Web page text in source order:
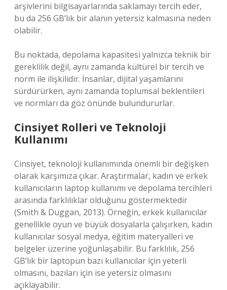
arşivlerini bilgisayarlarında saklamayı tercih eder,
bu da 256 GB’lık bir alanın yetersiz kalmasına neden
olabilir.
Bu noktada, depolama kapasitesi yalnızca teknik bir
gereklilik değil, aynı zamanda kültürel bir tercih ve
norm ile ilişkilidir. İnsanlar, dijital yaşamlarını
sürdürürken, aynı zamanda toplumsal beklentileri
ve normları da göz önünde bulundururlar.
Cinsiyet Rolleri ve Teknoloji
Kullanımı
Cinsiyet, teknoloji kullanımında önemli bir değişken
olarak karşımıza çıkar. Araştırmalar, kadın ve erkek
kullanıcıların laptop kullanımı ve depolama tercihleri
arasında farklılıklar olduğunu göstermektedir
(Smith & Duggan, 2013). Örneğin, erkek kullanıcılar
genellikle oyun ve büyük dosyalarla çalışırken, kadın
kullanıcılar sosyal medya, eğitim materyalleri ve
belgeler üzerine yoğunlaşabilir. Bu farklılık, 256
GB’lık bir laptopun bazı kullanıcılar için yeterli
olmasını, bazıları için ise yetersiz olmasını
açıklayabilir.